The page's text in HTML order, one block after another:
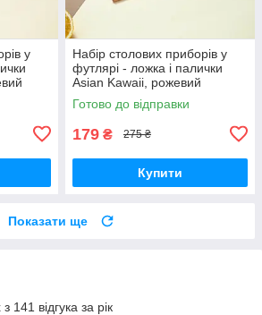
у
Набір столових приборів у
футлярі - ложка і палички
Asian Kawaii, рожевий
Готово до відправки
179 ₴ 275 ₴
Купити
Показати ще
141 відгука за рік